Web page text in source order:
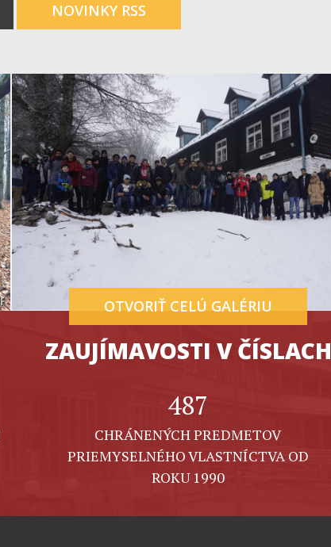
NOVINKY RSS
OTVORIŤ CELÚ GALÉRIU
ZAUJÍMAVOSTI V ČÍSLACH
487
CHRÁNENÝCH PREDMETOV
PRIEMYSELNÉHO VLASTNÍCTVA OD
ROKU 1990